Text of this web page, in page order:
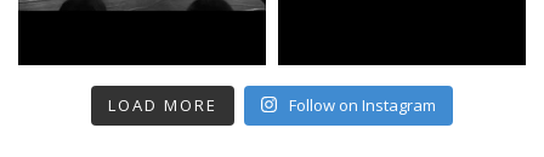
LOAD MORE Follow on Instagram